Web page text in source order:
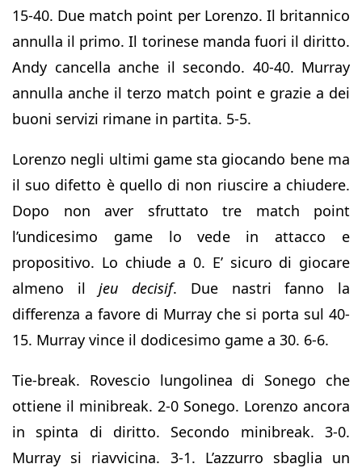
15-40. Due match point per Lorenzo. Il britannico
annulla il primo. Il torinese manda fuori il diritto.
Andy cancella anche il secondo. 40-40. Murray
annulla anche il terzo match point e grazie a dei
buoni servizi rimane in partita. 5-5.
Lorenzo negli ultimi game sta giocando bene ma
il suo difetto è quello di non riuscire a chiudere.
Dopo non aver sfruttato tre match point
l’undicesimo game lo vede in attacco e
propositivo. Lo chiude a 0. E’ sicuro di giocare
almeno iljeu decisif. Due nastri fanno la
differenza a favore di Murray che si porta sul 40-
15. Murray vince il dodicesimo game a 30. 6-6.
Tie-break. Rovescio lungolinea di Sonego che
ottiene il minibreak. 2-0 Sonego. Lorenzo ancora
in spinta di diritto. Secondo minibreak. 3-0.
Murray si riavvicina. 3-1. L’azzurro sbaglia un